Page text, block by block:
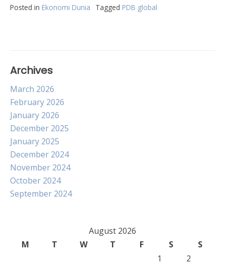
Posted in Ekonomi Dunia Tagged PDB global
Archives
March 2026
February 2026
January 2026
December 2025
January 2025
December 2024
November 2024
October 2024
September 2024
August 2026
M
T W T F S
S
1
2